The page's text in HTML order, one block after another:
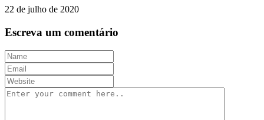
22 de julho de 2020
Escreva um comentário